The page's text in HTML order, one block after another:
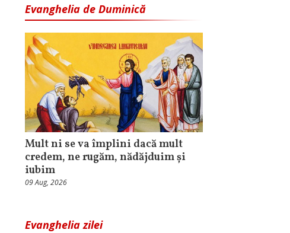
Evanghelia de Duminică
Mult ni se va împlini dacă mult
credem, ne rugăm, nădăjduim și
iubim
09 Aug, 2026
Evanghelia zilei